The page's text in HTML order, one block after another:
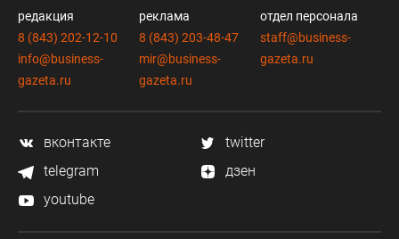
редакция
8 (843) 202-12-10
info@business-
gazeta.ru
реклама
8 (843) 203-48-47
mir@business-
gazeta.ru
отдел персонала
staff@business-
gazeta.ru
вконтакте
twitter
telegram
дзен
youtube